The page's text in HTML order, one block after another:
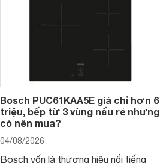
Bosch PUC61KAA5E giá chỉ hơn 6
triệu, bếp từ 3 vùng nấu rẻ nhưng
có nên mua?
04/08/2026
Bosch vốn là thương hiệu nổi tiếng